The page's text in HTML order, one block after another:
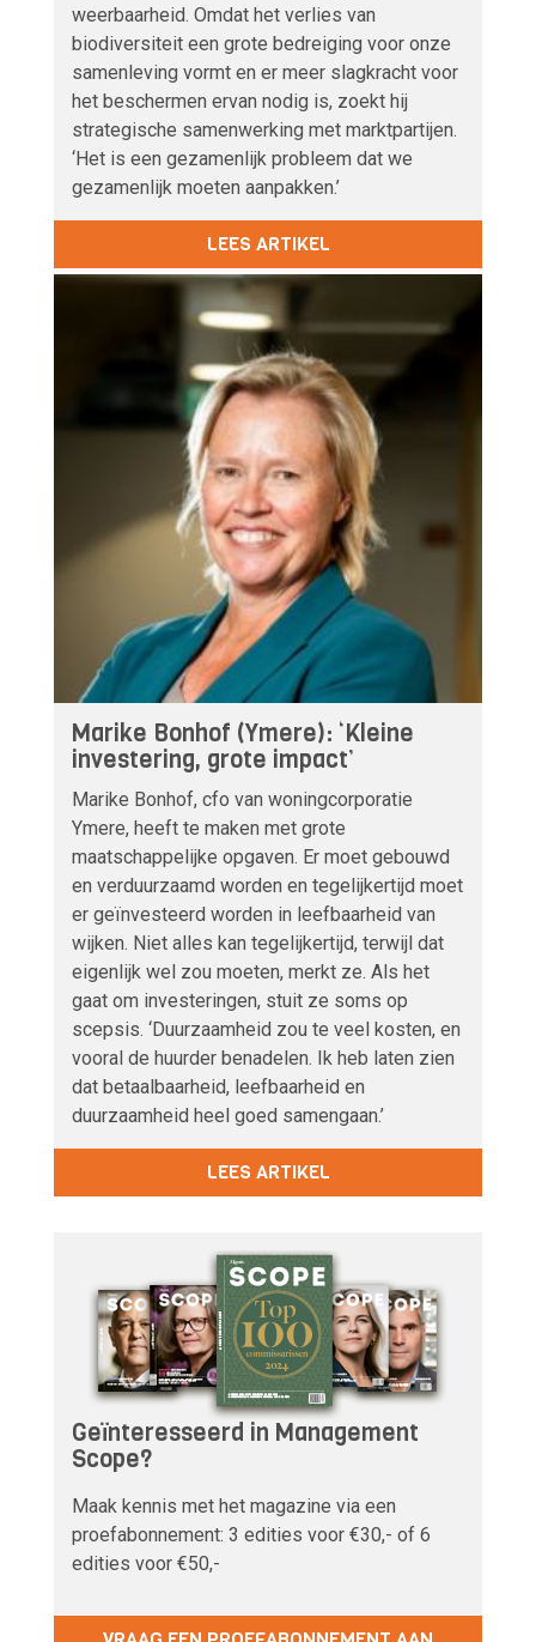
weerbaarheid. Omdat het verlies van
biodiversiteit een grote bedreiging voor onze
samenleving vormt en er meer slagkracht voor
het beschermen ervan nodig is, zoekt hij
strategische samenwerking met marktpartijen.
‘Het is een gezamenlijk probleem dat we
gezamenlijk moeten aanpakken.’
LEES ARTIKEL
Marike Bonhof (Ymere): ‘Kleine
investering, grote impact’
Marike Bonhof, cfo van woningcorporatie
Ymere, heeft te maken met grote
maatschappelijke opgaven. Er moet gebouwd
en verduurzaamd worden en tegelijkertijd moet
er geïnvesteerd worden in leefbaarheid van
wijken. Niet alles kan tegelijkertijd, terwijl dat
eigenlijk wel zou moeten, merkt ze. Als het
gaat om investeringen, stuit ze soms op
scepsis. ‘Duurzaamheid zou te veel kosten, en
vooral de huurder benadelen. Ik heb laten zien
dat betaalbaarheid, leefbaarheid en
duurzaamheid heel goed samengaan.’
LEES ARTIKEL
Geïnteresseerd in Management
Scope?
Maak kennis met het magazine via een
proefabonnement: 3 edities voor €30,- of 6
edities voor €50,-